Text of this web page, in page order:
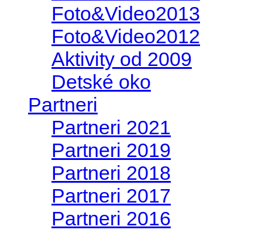
Foto&Video2013
Foto&Video2012
Aktivity od 2009
Detské oko
Partneri
Partneri 2021
Partneri 2019
Partneri 2018
Partneri 2017
Partneri 2016